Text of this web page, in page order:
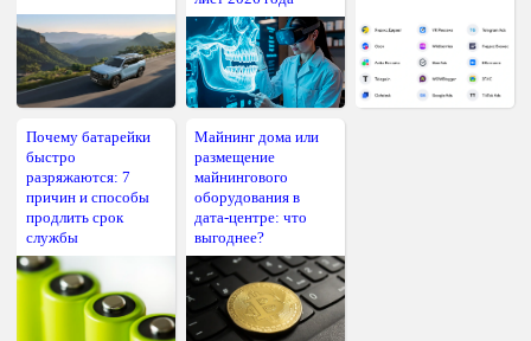
Почему батарейки
быстро
разряжаются: 7
причин и способы
продлить срок
службы
Майнинг дома или
размещение
майнингового
оборудования в
дата-центре: что
выгоднее?